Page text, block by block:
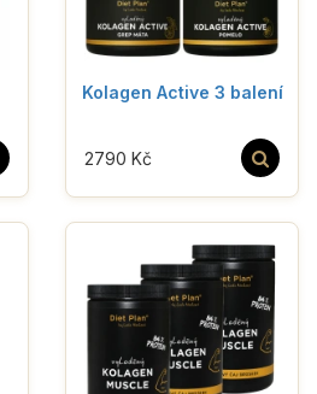
Kolagen Active 3 balení
2790 Kč